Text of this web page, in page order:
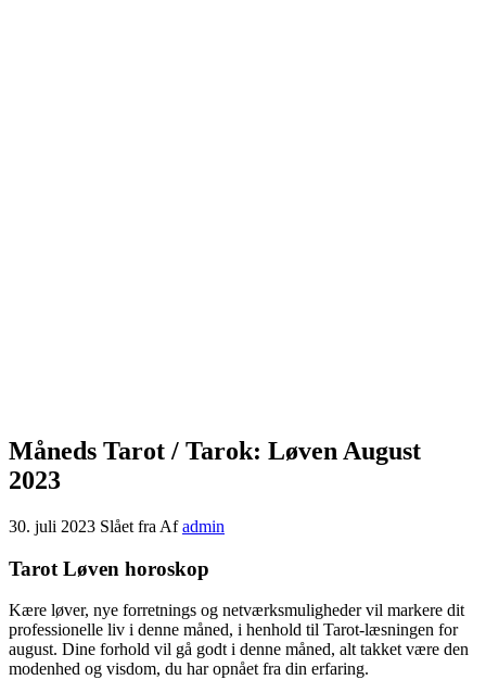
Måneds Tarot / Tarok: Løven August
2023
30. juli 2023 Slået fra Af admin
Tarot Løven horoskop
Kære løver, nye forretnings og netværksmuligheder vil markere dit
professionelle liv i denne måned, i henhold til Tarot-læsningen for
august. Dine forhold vil gå godt i denne måned, alt takket være den
modenhed og visdom, du har opnået fra din erfaring.